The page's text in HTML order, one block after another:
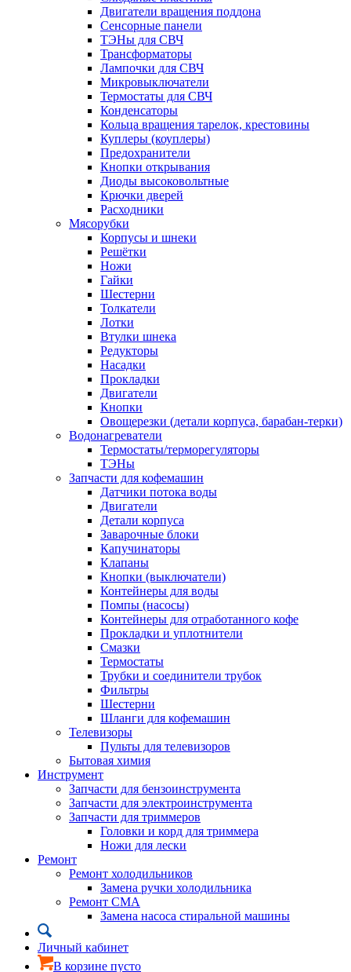
Двигатели вращения поддона
Сенсорные панели
ТЭНы для СВЧ
Трансформаторы
Лампочки для СВЧ
Микровыключатели
Термостаты для СВЧ
Конденсаторы
Кольца вращения тарелок, крестовины
Куплеры (коуплеры)
Предохранители
Кнопки открывания
Диоды высоковольтные
Крючки дверей
Расходники
Мясорубки
Корпусы и шнеки
Решётки
Ножи
Гайки
Шестерни
Толкатели
Лотки
Втулки шнека
Редукторы
Насадки
Прокладки
Двигатели
Кнопки
Овощерезки (детали корпуса, барабан-терки)
Водонагреватели
Термостаты/терморегуляторы
ТЭНы
Запчасти для кофемашин
Датчики потока воды
Двигатели
Детали корпуса
Заварочные блоки
Капучинаторы
Клапаны
Кнопки (выключатели)
Контейнеры для воды
Помпы (насосы)
Контейнеры для отработанного кофе
Прокладки и уплотнители
Смазки
Термостаты
Трубки и соединители трубок
Фильтры
Шестерни
Шланги для кофемашин
Телевизоры
Пульты для телевизоров
Бытовая химия
Инструмент
Запчасти для бензоинструмента
Запчасти для электроинструмента
Запчасти для триммеров
Головки и корд для триммера
Ножи для лески
Ремонт
Ремонт холодильников
Замена ручки холодильника
Ремонт СМА
Замена насоса стиральной машины
Личный кабинет
В корзине пусто